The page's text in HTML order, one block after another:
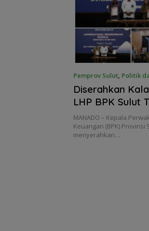
Pemprov Sulut, Politik
Diserahkan
LHP BPK Sulut
II Tahun 2024
Sulawesi Utara
MANADO – Kepala
Keuangan (BPK)
menyerahkan…